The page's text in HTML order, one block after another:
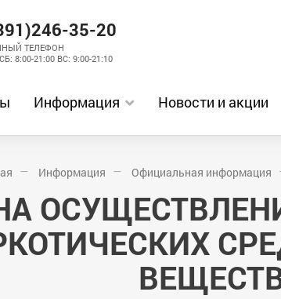
35-20
ТЕЛЕФОН
8:00-21:00 ВС: 9:00-21:10
Информация Новости и акции
Информация Официальная информация